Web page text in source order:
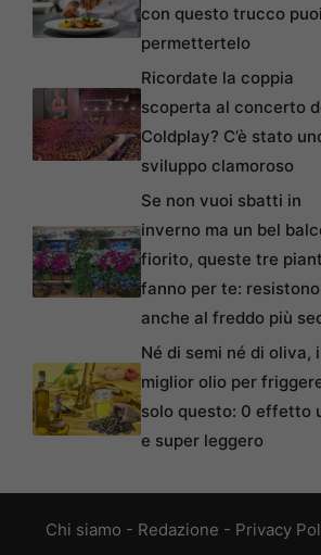
con questo trucco puoi
permettertelo
Ricordate la coppia
scoperta al concerto
Coldplay? C’è stato
sviluppo clamoroso
Se non vuoi sbatti in
inverno ma un bel
fiorito, queste tre
fanno per te: resistono
anche al freddo più
Né di semi né di oliva,
miglior olio per
solo questo: 0 effetto
e super leggero
Chi siamo - Redazione - Privacy